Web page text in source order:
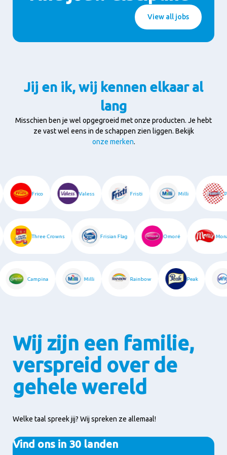
View all jobs
Jij en ik, wij kennen elkaar al
lang
Misschien ben je wel opgegroeid met onze producten. Je hebt
ze vast wel eens in de schappen zien liggen. Bekijk
onze merken.
Frico Valess Fristi Milli
Three Crowns Frisian Flag Omoré Mona
Campina Milli Rainbow Peak
Wij zijn een familie,
verspreid over de
gehele wereld
Welke taal spreek jij? Wij spreken ze allemaal!
Vind ons in 30 landen